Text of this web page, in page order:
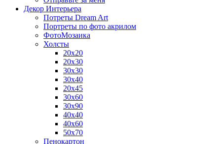
Декор Интерьера
Потреты Dream Art
Портреты по фото акрилом
ФотоМозаика
Холсты
20х20
20х30
30х30
30х40
20х45
30х60
30х90
40х40
40х60
50х70
Пенокартон